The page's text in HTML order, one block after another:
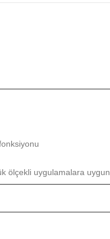
ölçekli uygulamalara